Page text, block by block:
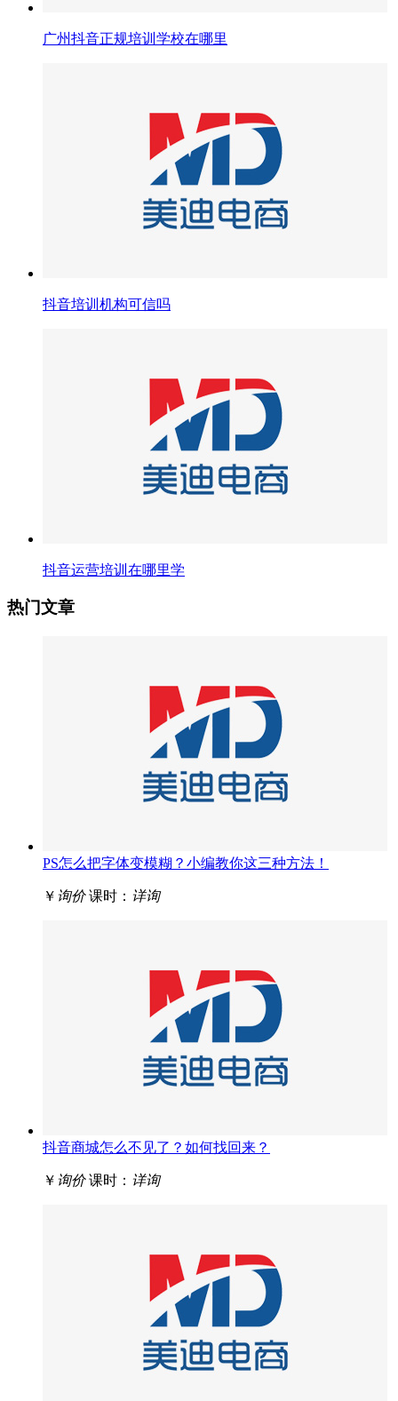
广州抖音正规培训学校在哪里
抖音培训机构可信吗
抖音运营培训在哪里学
热门文章
PS怎么把字体变模糊？小编教你这三种方法！
￥ 询价 课时： 详询
抖音商城怎么不见了？如何找回来？
￥ 询价 课时： 详询